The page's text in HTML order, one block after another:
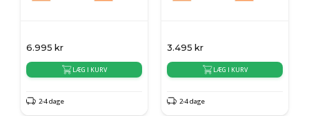
6.995 kr
LÆG I KURV
2-4 dage
3.495 kr
LÆG I KURV
2-4 dage